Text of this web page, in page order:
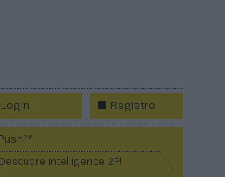
Login Registro
Push2P
Intelligence 2P!